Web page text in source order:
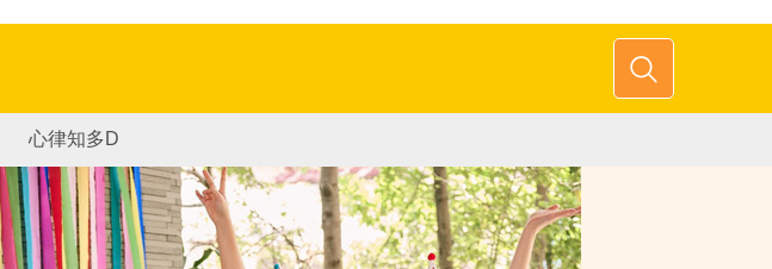
心律知多D